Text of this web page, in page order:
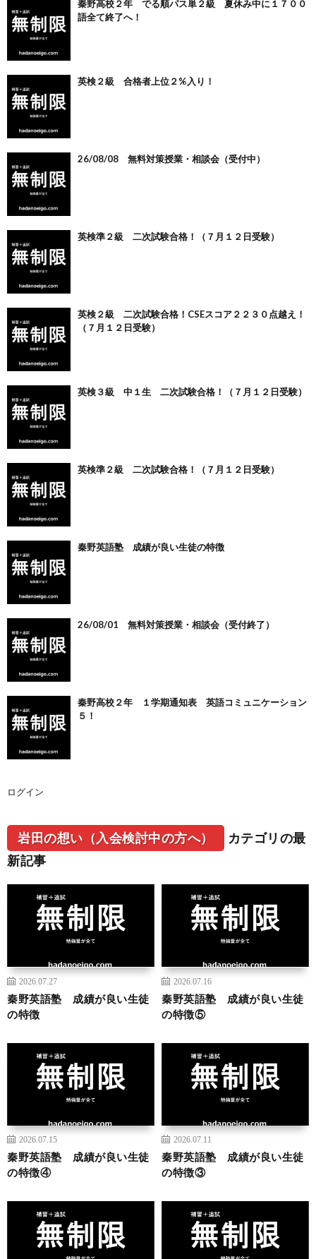
秦野高校２年 でる順パス単２級 夏休み中に１７００
語全て終了へ！
英検２級 合格者上位２%入り！
26/08/08 無料対策授業・相談会（受付中）
英検準２級 二次試験合格！（７月１２日受験）
英検２級 二次試験合格！CSEスコア２２３０点越え！
（７月１２日受験）
英検３級 中１生 二次試験合格！（７月１２日受験）
英検準２級 二次試験合格！（７月１２日受験）
秦野英語塾 成績が良い生徒の特徴
26/08/01 無料対策授業・相談会（受付終了）
秦野高校２年 １学期通知表 英語コミュニケーション
５！
ログイン
岩田の想い（入会検討中の方へ）
カテゴリの最
新記事
2026.07.27
秦野英語塾 成績が良い生徒
の特徴
2026.07.16
秦野英語塾 成績が良い生徒
の特徴⑤
2026.07.15
秦野英語塾 成績が良い生徒
の特徴④
2026.07.11
秦野英語塾 成績が良い生徒
の特徴③